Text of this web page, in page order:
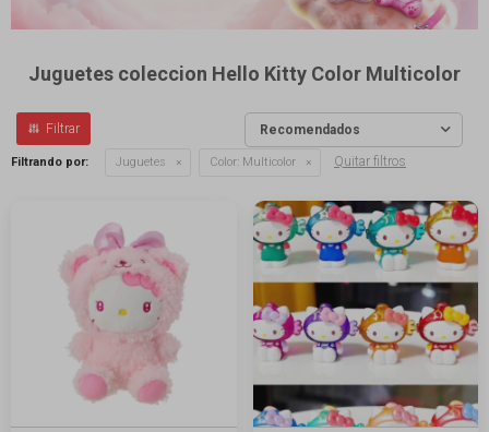
Juguetes coleccion Hello Kitty Color Multicolor
Recomendados
Filtrando por: Juguetes Color: Multicolor Quitar filtros